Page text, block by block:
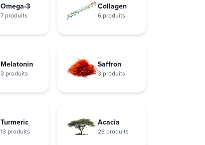
Omega-3
7 produits
Collagen
6 produits
Melatonin
3 produits
Saffron
3 produits
Turmeric
13 produits
Acacia
28 produits